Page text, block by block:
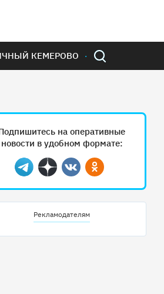
КЕМЕРОВО
на оперативные
новости в удобном формате:
Telegram
ДзенВконтактеОдноклассники
Рекламодателям